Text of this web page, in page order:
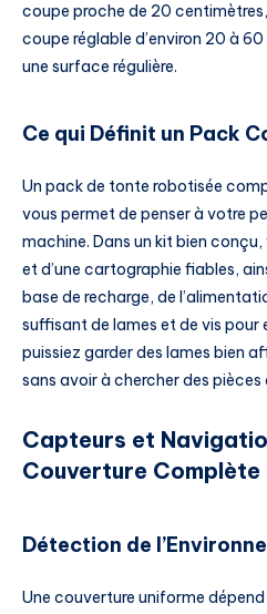
coupe proche de 20
coupe réglable d’environ 20 à
une surface régulière.
Ce qui Définit un Pack
Un pack de tonte robotisée
vous permet de penser à votre
machine. Dans un kit bien
et d’une cartographie fiables,
base de recharge, de
suffisant de lames et de vis pour
puissiez garder des lames bien
sans avoir à chercher des pièces
Capteurs et
Couverture Complète
Détection de
Une couverture uniforme